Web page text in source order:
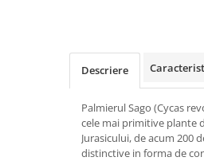
Descriere
Palmierul Sago (Cycas
cele mai primitive plante
Jurasicului, de acum 200
distinctive in forma de